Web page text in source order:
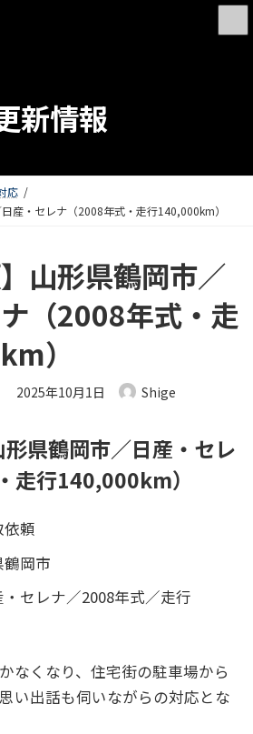
新情報
応
産・セレナ（2008年式・走行140,000km）
】山形県鶴岡市／
（2008年式・走
）
最終更新日時 :
2025年10月1日 Shige
形県鶴岡市／日産・セレ
走行140,000km）
依頼
岡市
・セレナ／2008年式／走行
なくなり、住宅街の駐車場から
い出話も伺いながらの対応とな